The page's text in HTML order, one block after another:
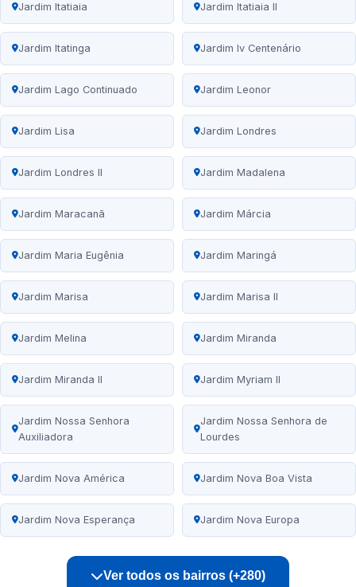
Jardim Itatiaia Jardim Itatiaia II
Jardim Itatinga Jardim Iv Centenário
Jardim Lago Continuado Jardim Leonor
Jardim Lisa Jardim Londres
Jardim Londres II Jardim Madalena
Jardim Maracanã Jardim Márcia
Jardim Maria Eugênia Jardim Maringá
Jardim Marisa Jardim Marisa II
Jardim Melina Jardim Miranda
Jardim Miranda II Jardim Myriam II
Jardim Nossa Senhora
Auxiliadora
Jardim Nossa Senhora de
Lourdes
Jardim Nova América Jardim Nova Boa Vista
Jardim Nova Esperança Jardim Nova Europa
Ver todos os bairros (+280)